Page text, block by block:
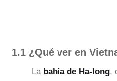
1.1 ¿Qué ver en
Labahía de Ha-long,